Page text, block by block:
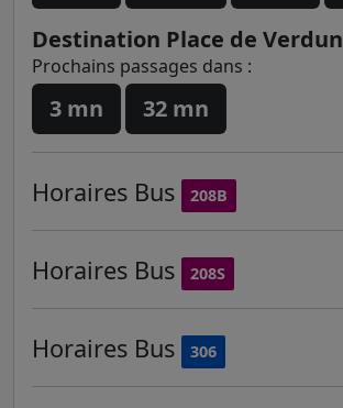
Destination Place de Verdun
Prochains passages dans :
3 mn 32 mn
Horaires Bus 208B
Horaires Bus 208S
Horaires Bus 306